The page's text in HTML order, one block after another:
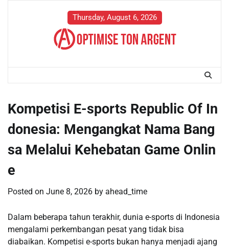
Thursday, August 6, 2026
Kompetisi E-sports Republic Of In
donesia: Mengangkat Nama Bang
sa Melalui Kehebatan Game Onlin
e
Posted on June 8, 2026 by ahead_time
Dalam beberapa tahun terakhir, dunia e-sports di Indonesia
mengalami perkembangan pesat yang tidak bisa
diabaikan. Kompetisi e-sports bukan hanya menjadi ajang